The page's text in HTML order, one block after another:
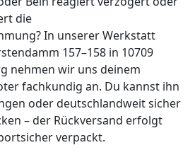
die
In unserer Werkstatt
157–158 in 10709
nehmen wir uns deinem
fachkundig an. Du kannst ihn
oder deutschlandweit sicher
– der Rückversand erfolgt
verpackt.